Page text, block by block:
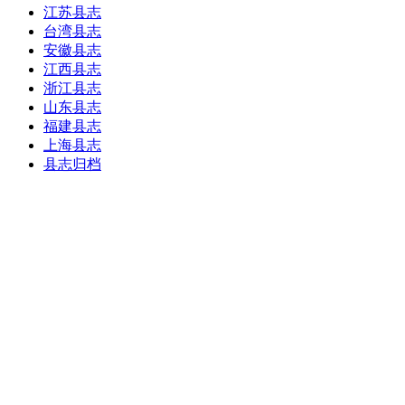
江苏县志
台湾县志
安徽县志
江西县志
浙江县志
山东县志
福建县志
上海县志
县志归档